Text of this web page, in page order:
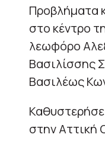
Προβλήματα
στο κέντρο
λεωφόρο
Βασιλίσσης
Βασιλέως
στην Αττική